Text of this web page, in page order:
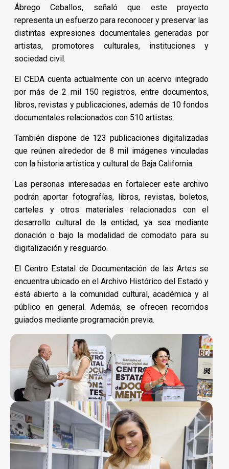
Ábrego Ceballos, señaló que este proyecto
representa un esfuerzo para reconocer y preservar las
distintas expresiones documentales generadas por
artistas, promotores culturales, instituciones y
sociedad civil.
El CEDA cuenta actualmente con un acervo integrado
por más de 2 mil 150 registros, entre documentos,
libros, revistas y publicaciones, además de 10 fondos
documentales relacionados con 510 artistas.
También dispone de 123 publicaciones digitalizadas
que reúnen alrededor de 8 mil imágenes vinculadas
con la historia artística y cultural de Baja California.
Las personas interesadas en fortalecer este archivo
podrán aportar fotografías, libros, revistas, boletos,
carteles y otros materiales relacionados con el
desarrollo cultural de la entidad, ya sea mediante
donación o bajo la modalidad de comodato para su
digitalización y resguardo.
El Centro Estatal de Documentación de las Artes se
encuentra ubicado en el Archivo Histórico del Estado y
está abierto a la comunidad cultural, académica y al
público en general. Además, se ofrecen recorridos
guiados mediante programación previa.